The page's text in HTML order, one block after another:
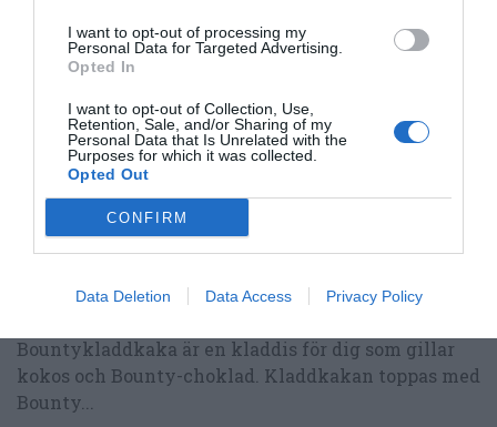
I want to opt-out of processing my
Personal Data for Targeted Advertising.
Opted In
I want to opt-out of Collection, Use,
Retention, Sale, and/or Sharing of my
Personal Data that Is Unrelated with the
Purposes for which it was collected.
Opted Out
CONFIRM
Data Deletion Data Access Privacy Policy
Bountykladdkaka är en kladdis för dig som gillar
kokos och Bounty-choklad. Kladdkakan toppas med
Bounty...